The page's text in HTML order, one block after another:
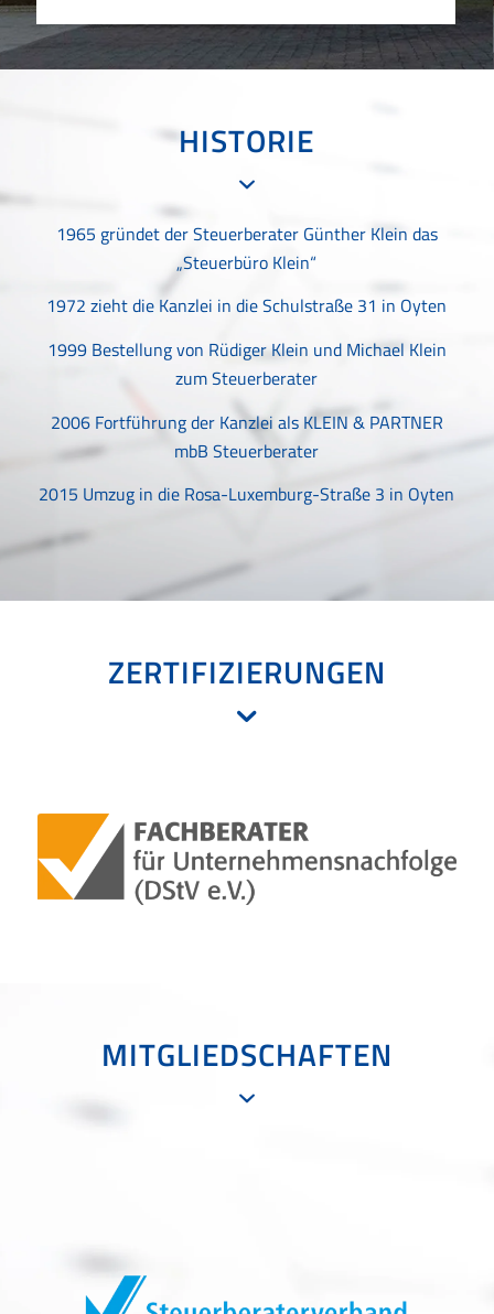
HISTORIE
1965 gründet der Steuerberater Günther Klein das
„Steuerbüro Klein“
1972 zieht die Kanzlei in die Schulstraße 31 in Oyten
1999 Bestellung von Rüdiger Klein und Michael Klein
zum Steuerberater
2006 Fortführung der Kanzlei als KLEIN & PARTNER
mbB Steuerberater
2015 Umzug in die Rosa-Luxemburg-Straße 3 in Oyten
ZERTIFIZIERUNGEN
MITGLIEDSCHAFTEN